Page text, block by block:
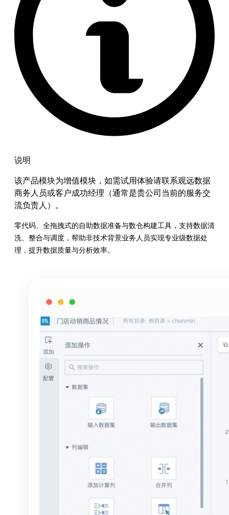
说明
该产品模块为增值模块，如需试用体验请联系观远数据
商务人员或客户成功经理（通常是贵公司当前的服务交
流负责人）。
零代码、全拖拽式的自助数据准备与数仓构建工具，支持数据清
洗、整合与调度，帮助非技术背景业务人员实现专业级数据处
理，提升数据质量与分析效率。